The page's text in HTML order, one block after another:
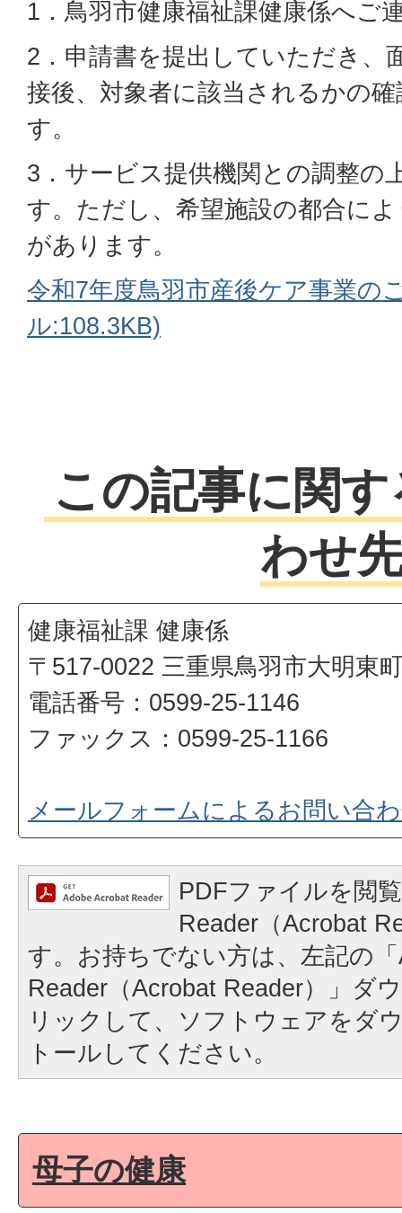
1．鳥羽市健康福祉課健康係へご
2．申請書を提出していただき、
接後、対象者に該当されるかの
す。
3．サービス提供機関との調整の
す。ただし、希望施設の都合に
があります。
令和7年度鳥羽市産後ケア事業の
ル:108.3KB)
この記事に関
わせ
健康福祉課 健康係
〒517-0022 三重県鳥羽市大明東
電話番号：0599-25-1146
ファックス：0599-25-1166
メールフォームによるお問い合
PDFファイルを閲
Reader（Acrobat
す。お持ちでない方は、左記の
Reader（Acrobat Reader）」ダ
リックして、ソフトウェアをダ
トールしてください。
母子の健康